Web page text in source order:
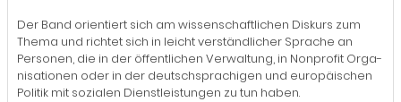
Der Band orientiert sich am wissenschaftlichen Diskurs zum
Thema und richtet sich in leicht verständlicher Sprache an
Personen, die in der öffent­lichen Verwaltung, in Nonprofit Orga­
nisationen oder in der deutschsprachigen und europäischen
Politik mit sozialen Dienst­leistun­gen zu tun haben.